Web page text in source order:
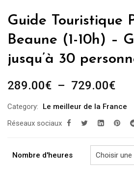
Guide Touristique
Beaune (1-10h) –
jusqu’à 30
289.00€ – 729.00€
prix :
Category:
Le meilleur de la France
Réseaux sociaux
Nombre d'heures